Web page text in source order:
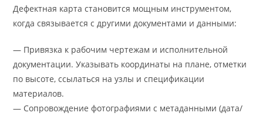
Дефектная карта становится мощным инструментом,
когда связывается с другими документами и данными:
— Привязка к рабочим чертежам и исполнительной
документации. Указывать координаты на плане, отметки
по высоте, ссылаться на узлы и спецификации
материалов.
— Сопровождение фотографиями с метаданными (дата/